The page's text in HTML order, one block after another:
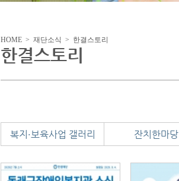
HOME > 재단소식 > 한결스토리
한결스토리
복지·보육사업 갤러리 잔치한마당